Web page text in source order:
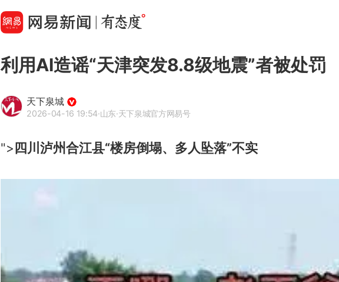
利用AI造谣“天津突发8.8级地震”者被处罚
天下泉城
2026-04-16 19:54·山东·天下泉城官方网易号
"> 四川泸州合江县“楼房倒塌、多人坠落”不实